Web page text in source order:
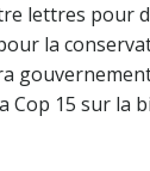
lettres pour
la
15 sur la